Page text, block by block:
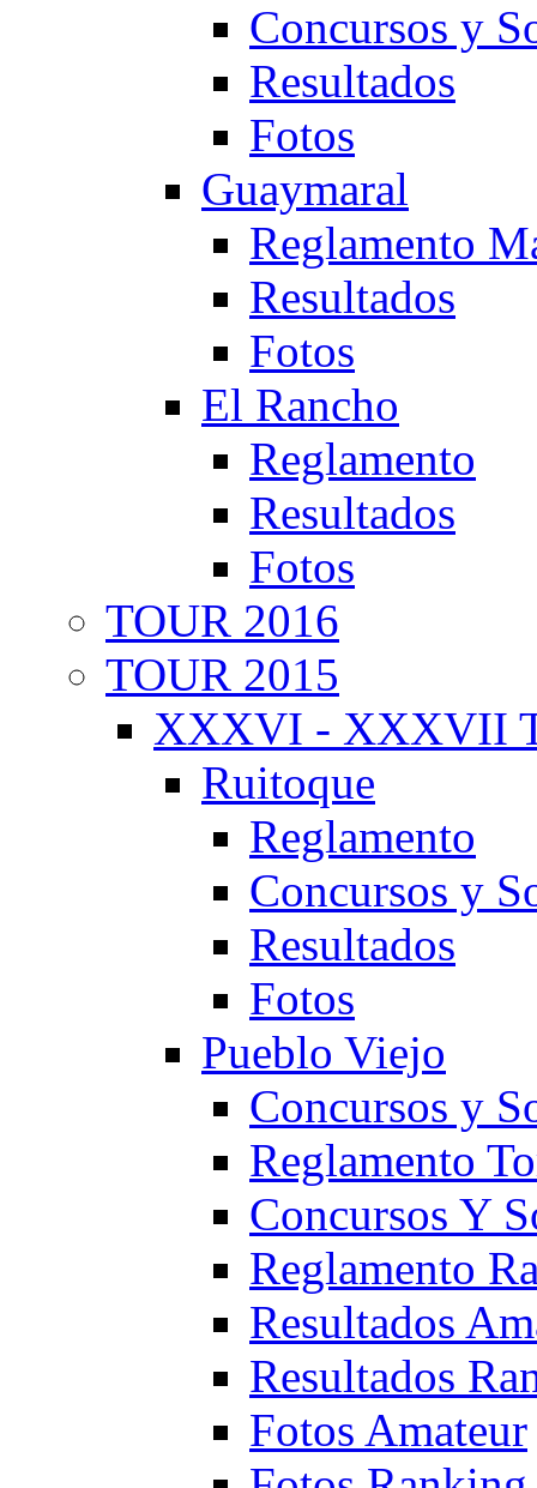
Concursos y
Resultados
Fotos
Guaymaral
Reglamento
Resultados
Fotos
El Rancho
Reglamento
Resultados
Fotos
TOUR 2016
TOUR 2015
XXXVI - XXXVII
Ruitoque
Reglamento
Concursos y
Resultados
Fotos
Pueblo Viejo
Concursos y
Reglamento
Concursos Y
Reglamento
Resultados
Resultados
Fotos Amateur